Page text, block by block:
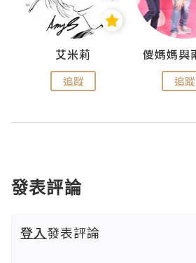
艾米莉
追蹤 追蹤
發表評論
登入發表評論